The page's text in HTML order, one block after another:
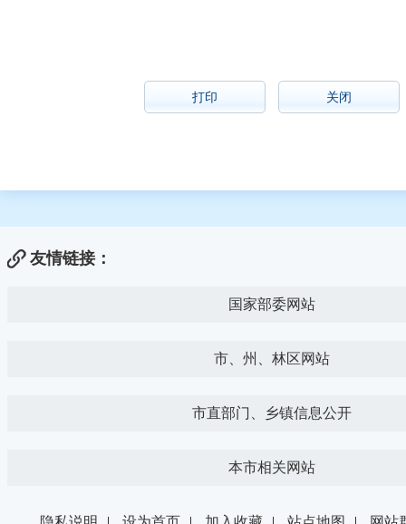
打印 关闭
友情链接：
国家部委网站
市、州、林区网站
市直部门、乡镇信息公开
本市相关网站